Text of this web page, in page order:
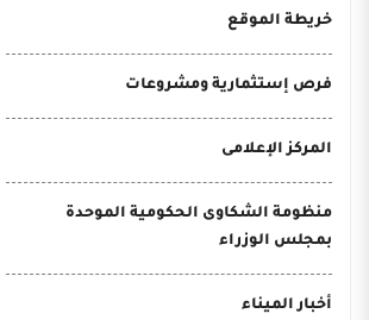
خريطة الموقع
فرص إستثمارية ومشروعات
المركز الإعلامى
منظومة الشكاوى الحكومية الموحدة
بمجلس الوزراء
أخبار الميناء